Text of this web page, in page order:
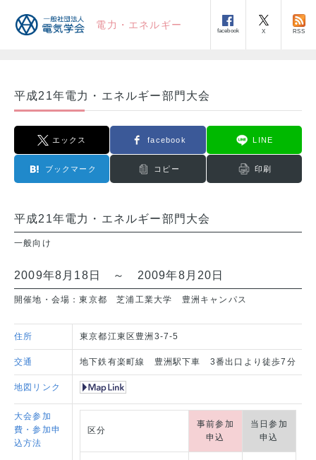
電力・エネルギー
facebook X RSS
平成21年電力・エネルギー部門大会
エックス facebook LINE
ブックマーク コピー 印刷
平成21年電力・エネルギー部門大会
一般向け
2009年8月18日 ～ 2009年8月20日
開催地・会場：東京都 芝浦工業大学 豊洲キャンパス
住所 東京都江東区豊洲3-7-5
交通 地下鉄有楽町線 豊洲駅下車 3番出口より徒歩7分
地図リンク
大会参加
費・参加申
込方法
区分
事前参加
申込
当日参加
申込